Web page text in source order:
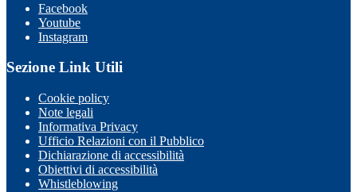
Facebook
Youtube
Instagram
Sezione Link Utili
Cookie policy
Note legali
Informativa Privacy
Ufficio Relazioni con il Pubblico
Dichiarazione di accessibilità
Obiettivi di accessibilità
Whistleblowing